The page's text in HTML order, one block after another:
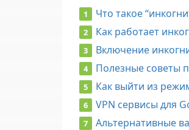
Что такое
Как работает
Включение
Полезные советы
Как выйти из
VPN сервисы для
Альтернативные